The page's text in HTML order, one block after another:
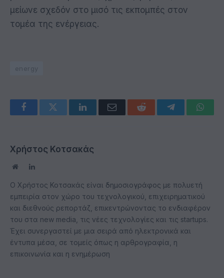
μείωνε σχεδόν στο μισό τις εκπομπές στον
τομέα της ενέργειας.
energy
FacebookTwitter LinkedInEmail Reddit Telegram
Χρήστος Κοτσακάς
WebsiteLinkedIn
Ο Χρήστος Κοτσακάς είναι δημοσιογράφος με πολυετή
εμπειρία στον χώρο του τεχνολογικού, επιχειρηματικού
και διεθνούς ρεπορτάζ, επικεντρώνοντας το ενδιαφέρον
του στα new media, τις νέες τεχνολογίες και τις startups.
Έχει συνεργαστεί με μια σειρά από ηλεκτρονικά και
έντυπα μέσα, σε τομείς όπως η αρθρογραφία, η
επικοινωνία και η ενημέρωση